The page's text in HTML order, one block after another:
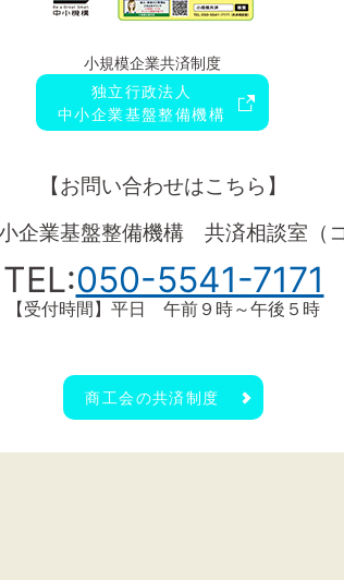
小規模企業共済制度
独立行政法人
中小企業基盤整備機構
【お問い合わせはこちら】
業基盤整備機構 共済相談室（コ
TEL:050-5541-7171
【受付時間】平日 午前９時～午後５時
商工会の共済制度